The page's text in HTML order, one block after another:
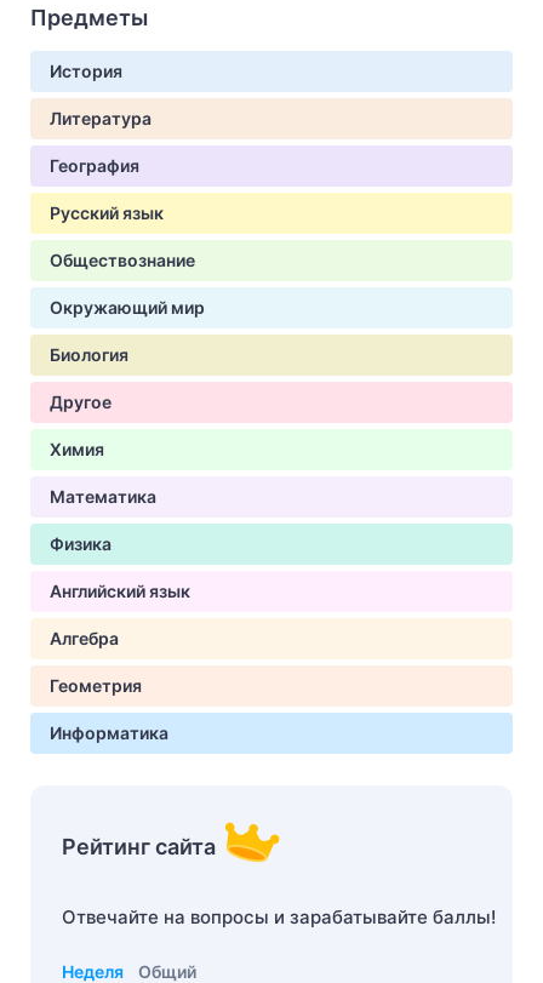
Предметы
История
Литература
География
Русский язык
Обществознание
Окружающий мир
Биология
Другое
Химия
Математика
Физика
Английский язык
Алгебра
Геометрия
Информатика
Рейтинг сайта
Отвечайте на вопросы и зарабатывайте баллы!
Неделя Общий